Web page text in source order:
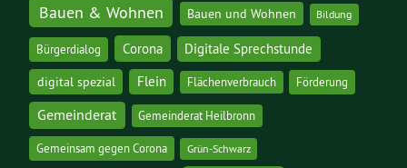
Bauen & Wohnen Bauen und Wohnen Bildung
Bürgerdialog Corona Digitale Sprechstunde
digital spezial Flein Flächenverbrauch Förderung
Gemeinderat Gemeinderat Heilbronn
Gemeinsam gegen Corona Grün-Schwarz